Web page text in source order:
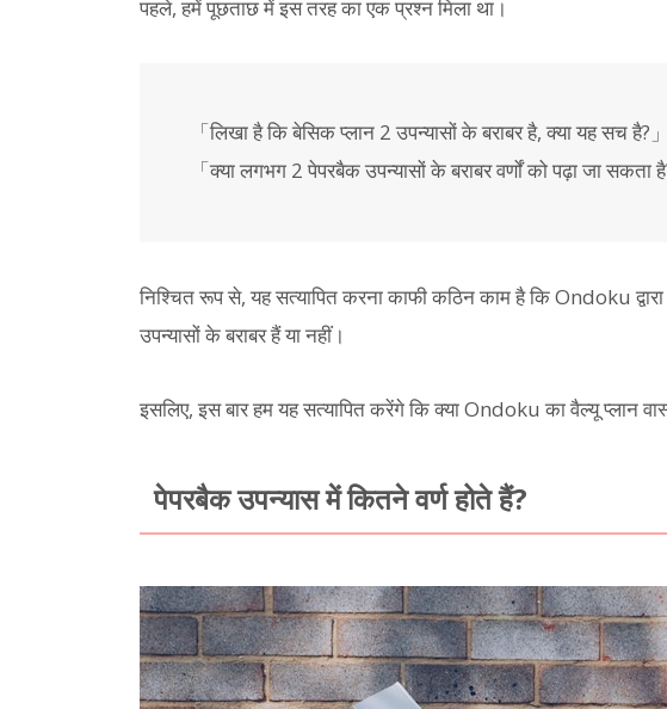
पहले, हमें पूछताछ में इस तरह का एक प्रश्न मिला था।
「लिखा है कि बेसिक प्लान 2 उपन्यासों के बराबर है, क्या यह सच है?」
「क्या लगभग 2 पेपरबैक उपन्यासों के बराबर वर्णों को पढ़ा जा सकता
निश्चित रूप से, यह सत्यापित करना काफी कठिन काम है कि Ondoku
उपन्यासों के बराबर हैं या नहीं।
इसलिए, इस बार हम यह सत्यापित करेंगे कि क्या Ondoku का वैल्यू प्लान
पेपरबैक उपन्यास में कितने वर्ण होते हैं?